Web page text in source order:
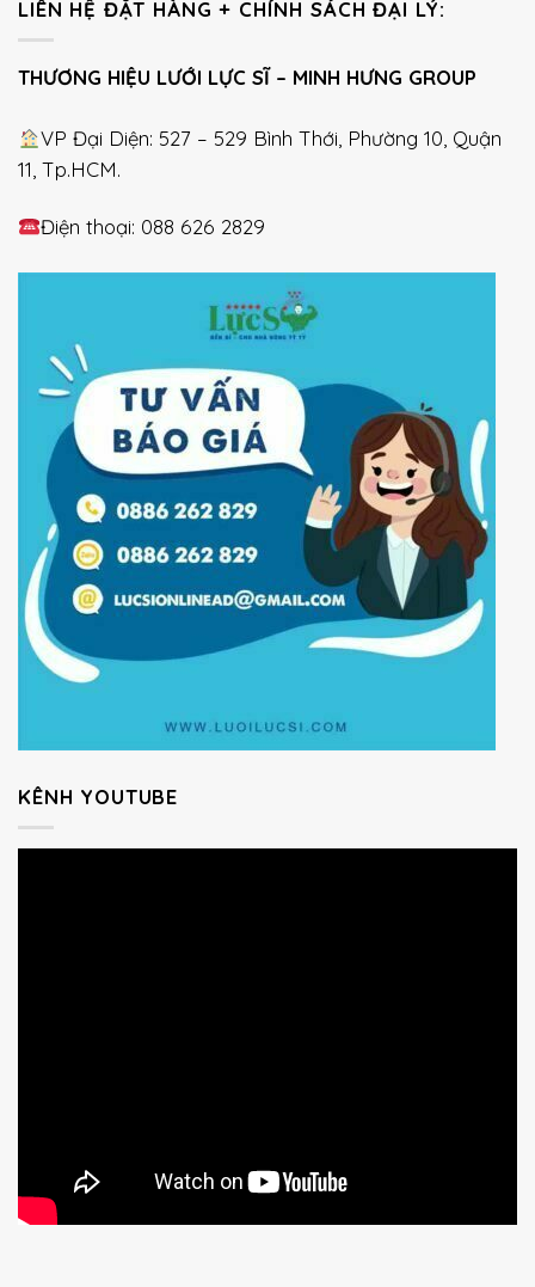
LIÊN HỆ ĐẶT HÀNG + CHÍNH SÁCH ĐẠI LÝ:
THƯƠNG HIỆU LƯỚI LỰC SĨ – MINH HƯNG GROUP
VP Đại Diện: 527 – 529 Bình Thới, Phường 10, Quận
11, Tp.HCM.
Điện thoại: 088 626 2829
KÊNH YOUTUBE